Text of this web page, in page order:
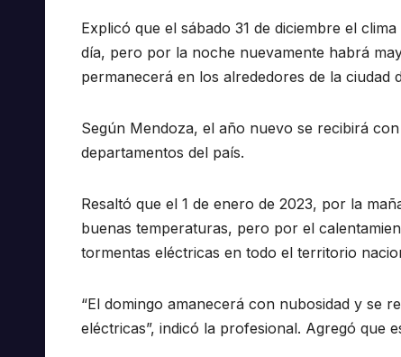
Explicó que el sábado 31 de diciembre el
día, pero por la noche nuevamente habrá
permanecerá en los alrededores de la ciudad
Según Mendoza, el año nuevo se recibirá
departamentos del país.
Resaltó que el 1 de enero de 2023, por la
buenas temperaturas, pero por el
tormentas eléctricas en todo el territorio
“El domingo amanecerá con nubosidad y se
eléctricas”, indicó la profesional. Agregó que